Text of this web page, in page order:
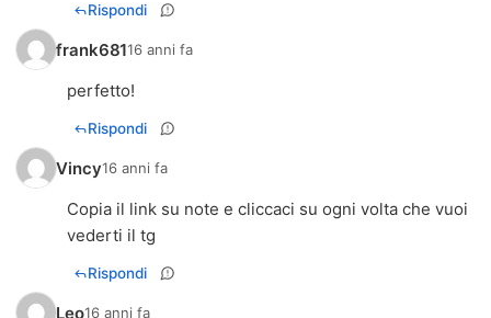
Rispondi
frank68116 anni fa
perfetto!
Rispondi
Vincy16 anni fa
Copia il link su note e cliccaci su ogni volta che vuoi
vederti il tg
Rispondi
Leo16 anni fa